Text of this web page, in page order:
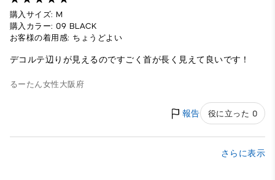
購入サイズ: M
購入カラー: 09 BLACK
お客様の着用感: ちょうどよい
デコルテ辺りが見えるのですごく首が長く見えて良いです！
るーたん女性 大阪府
報告 役に立った 0
さらに表示